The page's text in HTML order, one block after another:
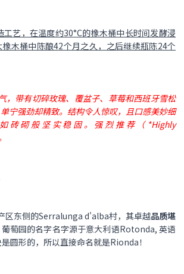
艺，在温度约30°C的橡木桶中长时间发酵浸
木桶中陈酿42个月之久，之后继续瓶陈24个
，带有切碎玫瑰、覆盆子、草莓和西班牙雪松
宁强劲却精致。结构令人惊叹，且口感美妙细
砖砌般坚实稳固。强烈推荐（*Highly
区东侧的Serralunga d'alba村，其卓越品质堪
葡萄园的名字名字源于意大利语Rotonda, 英语
圆形的，所以直接命名就是Rionda！